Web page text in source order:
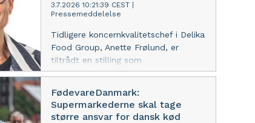
3.7.2026 10:21:39 CEST
Pressemeddelelse
Tidligere koncernkvalitetschef i Delika
Food Group, Anette Frølund, er
tiltrådt en stilling som
fødevarekonsulent hos
FødevareDanmark.
FødevareDanmark:
Supermarkederne skal tage
større ansvar for dansk kød